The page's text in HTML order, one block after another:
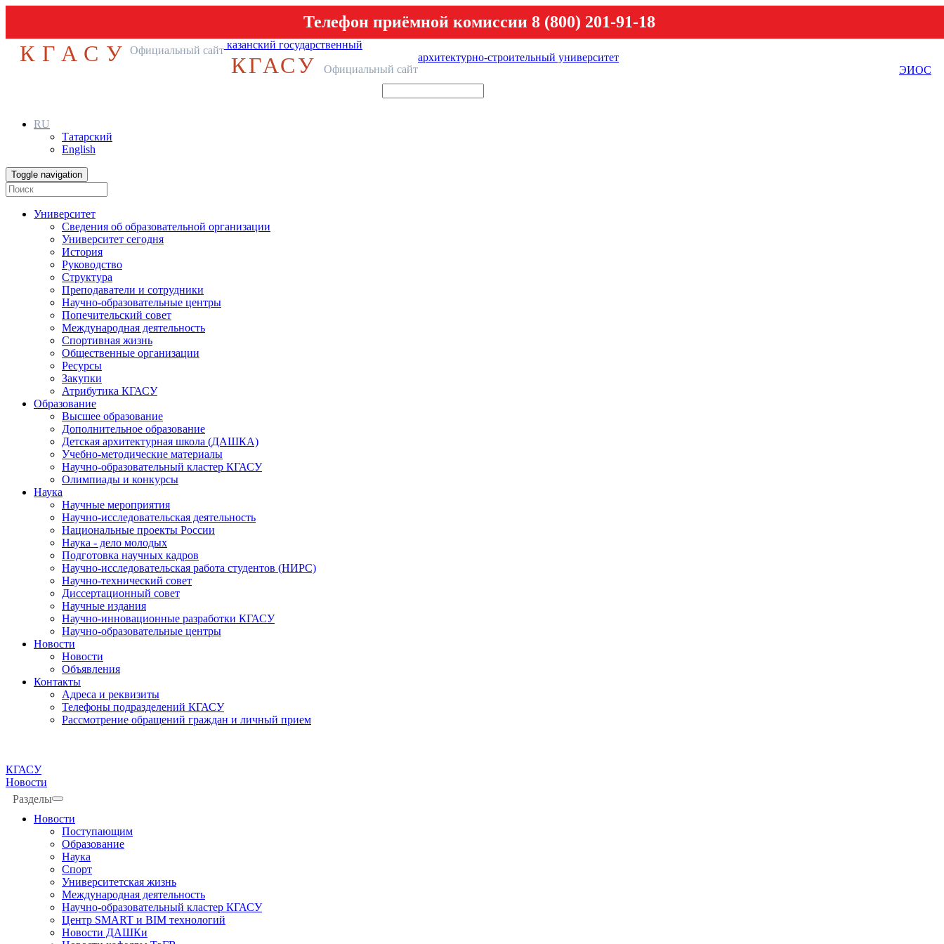
Телефон приёмной комиссии 8 (800) 201-91-18
КГАСУ Официальный сайт казанский государственный
архитектурно-строительный университет
КГАСУ Официальный сайт ЭИОС
RU
Татарский
English
Toggle navigation
Университет
Сведения об образовательной организации
Университет сегодня
История
Руководство
Структура
Преподаватели и сотрудники
Научно-образовательные центры
Попечительский совет
Международная деятельность
Спортивная жизнь
Общественные организации
Ресурсы
Закупки
Атрибутика КГАСУ
Образование
Высшее образование
Дополнительное образование
Детская архитектурная школа (ДАШКА)
Учебно-методические материалы
Научно-образовательный кластер КГАСУ
Олимпиады и конкурсы
Наука
Научные мероприятия
Научно-исследовательская деятельность
Национальные проекты России
Наука - дело молодых
Подготовка научных кадров
Научно-исследовательская работа студентов (НИРС)
Научно-технический совет
Диссертационный совет
Научные издания
Научно-инновационные разработки КГАСУ
Научно-образовательные центры
Новости
Новости
Объявления
Контакты
Адреса и реквизиты
Телефоны подразделений КГАСУ
Рассмотрение обращений граждан и личный прием
КГАСУ
Новости
Разделы
Новости
Поступающим
Образование
Наука
Спорт
Университетская жизнь
Международная деятельность
Научно-образовательный кластер КГАСУ
Центр SMART и BIM технологий
Новости ДАШКи